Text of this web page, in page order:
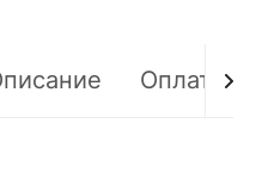
Оплата